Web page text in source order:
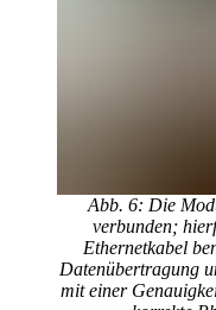
Abb. 6: Die
verbunden;
Ethernetkabel
Datenübertragung
mit einer